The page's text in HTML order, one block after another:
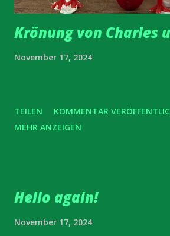
Krönung von Charles
November 17, 2024
TEILEN
KOMMENTAR
MEHR ANZEIGEN
Hello again!
November 17, 2024